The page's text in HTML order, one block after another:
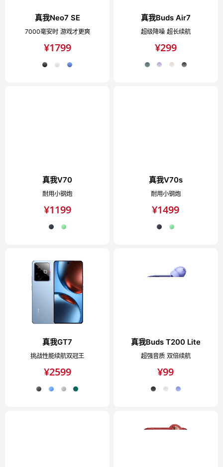
真我Neo7 SE
7000毫安时 游戏才更爽
¥1799
真我Buds Air7
超级降噪 超长续航
¥299
真我V70
耐用小钢炮
¥1199
真我V70s
耐用小钢炮
¥1499
真我GT7
挑战性能续航双冠王
¥2599
真我Buds T200 Lite
超强音质 双倍续航
¥99